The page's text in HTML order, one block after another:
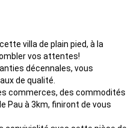
villa de plain pied, à la
vos attentes!
décennales, vous
de qualité.
commerces, des commodités
Pau à 3km, finiront de vous